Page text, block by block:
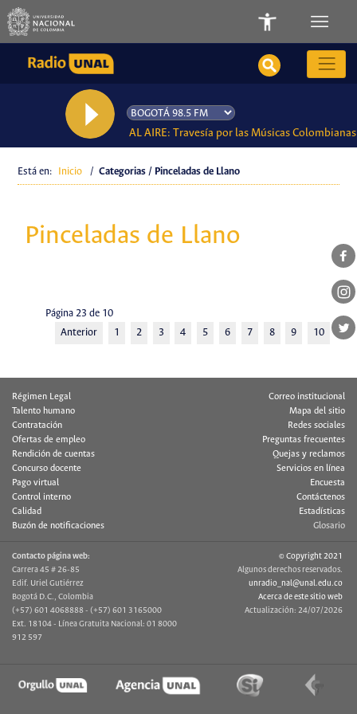
AL AIRE: Travesía por las Músicas Colombianas
Está en: Inicio / Categorias / Pinceladas de Llano
Pinceladas de Llano
Página 23 de 10
Anterior
1 2 3 4 5 6 7 8 9 10
Régimen Legal
Talento humano
Contratación
Ofertas de empleo
Rendición de cuentas
Concurso docente
Pago virtual
Control interno
Calidad
Buzón de notificaciones
Correo institucional
Mapa del sitio
Redes sociales
Preguntas frecuentes
Quejas y reclamos
Servicios en línea
Encuesta
Contáctenos
Estadísticas
Glosario
Contacto página web:
Carrera 45 # 26-85
Edif. Uriel Gutiérrez
Bogotá D.C., Colombia
(+57) 601 4068888 - (+57) 601 3165000
Ext. 18104 - Línea Gratuita Nacional: 01 8000
912 597
© Copyright 2021
Algunos derechos reservados.
unradio_nal@unal.edu.co
Acerca de este sitio web
Actualización: 24/07/2026